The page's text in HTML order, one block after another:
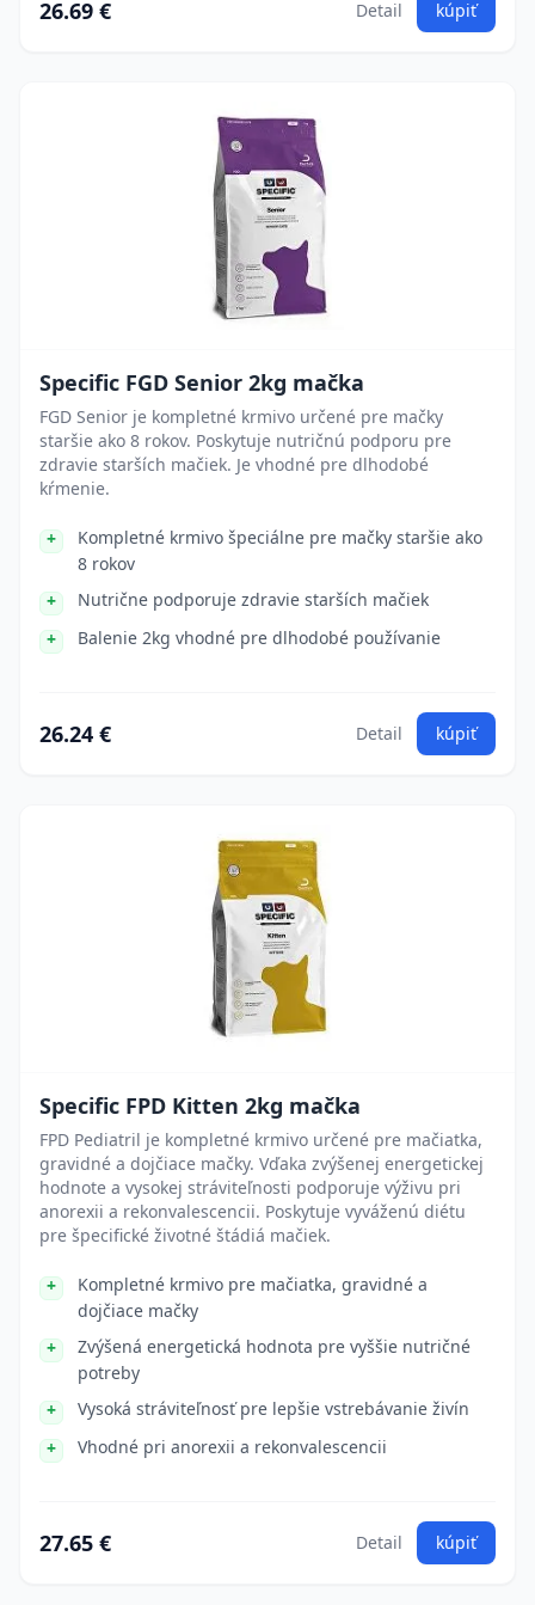
26.69 € Detail kúpiť
Specific FGD Senior 2kg mačka
FGD Senior je kompletné krmivo určené pre mačky
staršie ako 8 rokov. Poskytuje nutričnú podporu pre
zdravie starších mačiek. Je vhodné pre dlhodobé
kŕmenie.
Kompletné krmivo špeciálne pre mačky staršie ako
8 rokov
Nutrične podporuje zdravie starších mačiek
Balenie 2kg vhodné pre dlhodobé používanie
26.24 € Detail kúpiť
Specific FPD Kitten 2kg mačka
FPD Pediatril je kompletné krmivo určené pre mačiatka,
gravidné a dojčiace mačky. Vďaka zvýšenej energetickej
hodnote a vysokej stráviteľnosti podporuje výživu pri
anorexii a rekonvalescencii. Poskytuje vyváženú diétu
pre špecifické životné štádiá mačiek.
Kompletné krmivo pre mačiatka, gravidné a
dojčiace mačky
Zvýšená energetická hodnota pre vyššie nutričné
potreby
Vysoká stráviteľnosť pre lepšie vstrebávanie živín
Vhodné pri anorexii a rekonvalescencii
27.65 € Detail kúpiť